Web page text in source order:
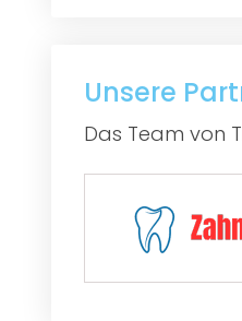
Unsere
Das Team von